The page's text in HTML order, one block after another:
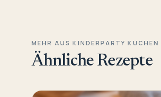
MEHR AUS KINDERPARTY KUCHEN
Ähnliche Rezepte